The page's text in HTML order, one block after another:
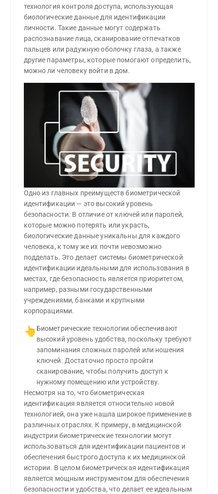
технология контроля доступа, использующая
биологические данные для идентификации
личности. Такие данные могут содержать
распознавание лица, сканирование отпечатков
пальцев или радужную оболочку глаза, а также
другие параметры, которые помогают определить,
можно ли человеку войти в дом.
Одно из главных преимуществ биометрической
идентификации — это высокий уровень
безопасности. В отличие от ключей или паролей,
которые можно потерять или украсть,
биологические данные уникальны для каждого
человека, к тому же их почти невозможно
подделать. Это делает системы биометрической
идентификации идеальными для использования в
местах, где безопасность является приоритетом,
например, разными государственными
учреждениями, банками и крупными
корпорациями.
👆 Биометрические технологии обеспечивают
высокий уровень удобства, поскольку требуют
запоминания сложных паролей или ношения
ключей. Достаточно просто пройти
сканирование, чтобы получить доступ к
нужному помещению или устройству.
Несмотря на то, что биометрическая
идентификация является относительно новой
технологией, она уже нашла широкое применение в
различных отраслях. К примеру, в медицинской
индустрии биометрические технологии могут
использоваться для идентификации пациентов и
обеспечения быстрого доступа к их медицинской
истории. В целом биометрическая идентификация
является мощным инструментом для обеспечения
безопасности и удобства, что делает ее идеальным